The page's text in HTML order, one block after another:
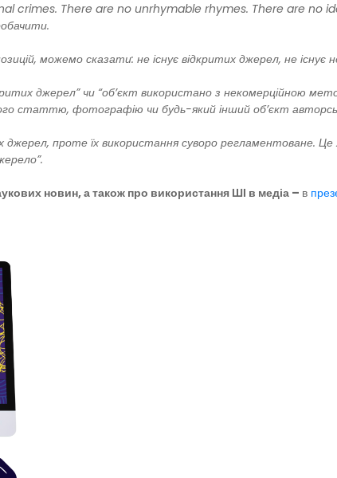
crimes. There are no unrhymable rhymes. There are no
можемо сказати: не існує відкритих джерел, не існує
джерел” чи “об’єкт використано з некомерційною
статтю, фотографію чи будь-який інший об’єкт
джерел, проте їх використання суворо регламентоване.
новин, а також про використання ШІ в медіа – в